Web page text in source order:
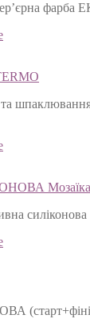
фарба
шпаклювання
Мозаїка
силіконова